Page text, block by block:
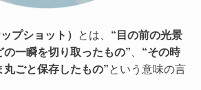
プショット） とは、 “目の前の光景
一瞬を切り取ったもの”
“その時
ごと保存したもの”という意味の言